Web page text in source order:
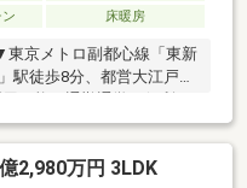
床暖房
東京メトロ副都心線「東新
駅徒歩8分、都営大江戸線
スでき、通勤・通学から
生活を強力にサポート！
バックキャンペーン対象
2,980万円 3LDK